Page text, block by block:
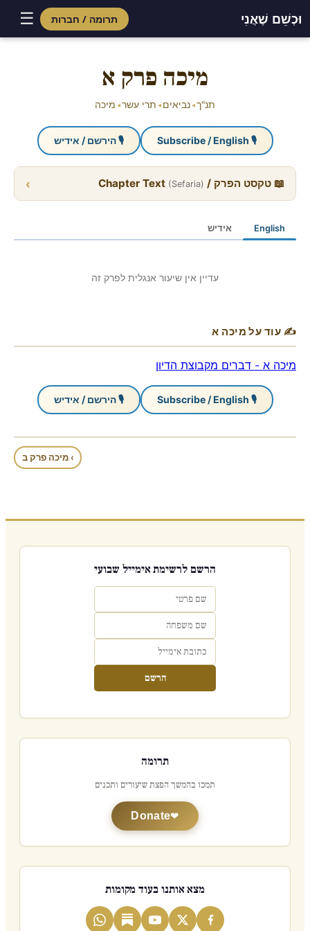
וּכְשֵׁם שֶׁאֲנִי תרומה / חברות ☰
מיכה פרק א
תנ"ך◂נביאים ◂ תרי עשר◂ מיכה
🎙 Subscribe / English 🎙 הירשם / אידיש
📖 טקסט הפרק / Chapter Text (Sefaria)
›
English אידיש
עדיין אין שיעור אנגלית לפרק זה
✍ עוד על מיכה א
מיכה א - דברים מקבוצת הדיון
🎙 Subscribe / English 🎙 הירשם / אידיש
› מיכה פרק ב
הרשם לרשימת אימייל שבועי
הרשם
תרומה
תמכו בהמשך הפצת שיעורים ותכנים
Donate
מצא אותנו בעוד מקומות